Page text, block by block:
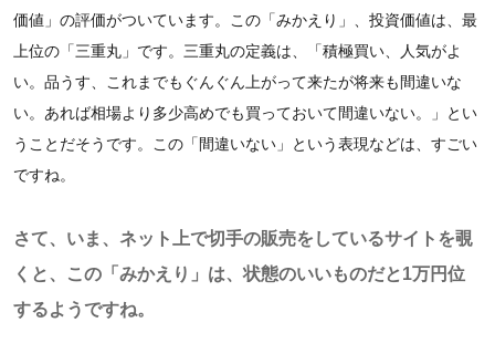
価値」の評価がついています。この「みかえり」、投資価値は、最
上位の「三重丸」です。三重丸の定義は、「積極買い、人気がよ
い。品うす、これまでもぐんぐん上がって来たが将来も間違いな
い。あれば相場より多少高めでも買っておいて間違いない。」とい
うことだそうです。この「間違いない」という表現などは、すごい
ですね。
さて、いま、ネット上で切手の販売をしているサイトを覗
くと、この「みかえり」は、状態のいいものだと1万円位
するようですね。